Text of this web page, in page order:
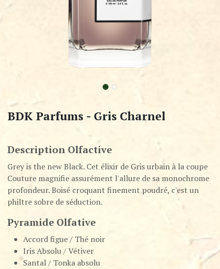
BDK Parfums - Gris Charnel
Description Olfactive
Grey is the new Black. Cet élixir de Gris urbain à la coupe
Couture magnifie assurément l'allure de sa monochrome
profondeur. Boisé croquant finement poudré, c'est un
philtre sobre de séduction.
Pyramide Olfative
Accord figue / Thé noir
Iris Absolu / Vétiver
Santal / Tonka absolu